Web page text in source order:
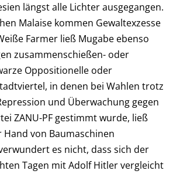
längst alle Lichter ausgegangen.
Malaise kommen Gewaltexzesse
Farmer ließ Mugabe ebenso
zusammenschießen- oder
Oppositionelle oder
in denen bei Wahlen trotz
und Überwachung gegen
ZANU-PF gestimmt wurde, ließ
Hand von Baumaschinen
es nicht, dass sich der
Tagen mit Adolf Hitler vergleicht